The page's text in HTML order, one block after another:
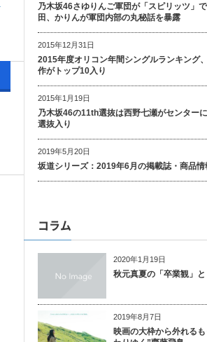
乃木坂46さゆりんご軍団が「スピリッツ」
田、かりんが軍団内部の丸秘話を暴露
2015年12月31日
2015年度オリコン年間シングルランキング
作がトップ10入り
2015年1月19日
乃木坂46の11th選抜は西野七瀬がセンター
選抜入り
2019年5月20日
坂道シリーズ：2019年6月の掲載誌・商品情
コラム
2020年1月19日
秋元真夏の「卒業観」
2019年8月7日
映画の大枠から外れる